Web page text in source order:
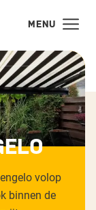
MENU
volop
binnen de